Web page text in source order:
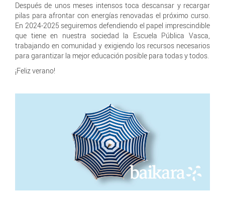
Después de unos meses intensos toca descansar y recargar
pilas para afrontar con energías renovadas el próximo curso.
En 2024-2025 seguiremos defendiendo el papel imprescindible
que tiene en nuestra sociedad la Escuela Pública Vasca,
trabajando en comunidad y exigiendo los recursos necesarios
para garantizar la mejor educación posible para todas y todos.
¡Feliz verano!